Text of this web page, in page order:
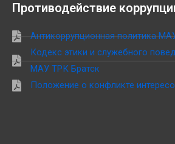
Противодействие
Антикоррупционная политика
Кодекс этики и служебного
МАУ ТРК Братск
Положение о конфликте